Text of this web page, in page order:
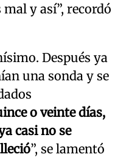
y así”, recordó
Después ya
una sonda y se
o veinte días,
casi no se
”, se lamentó